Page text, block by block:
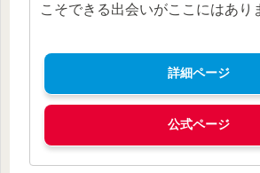
こそできる出会いがここにはあり
詳細ページ
公式ページ